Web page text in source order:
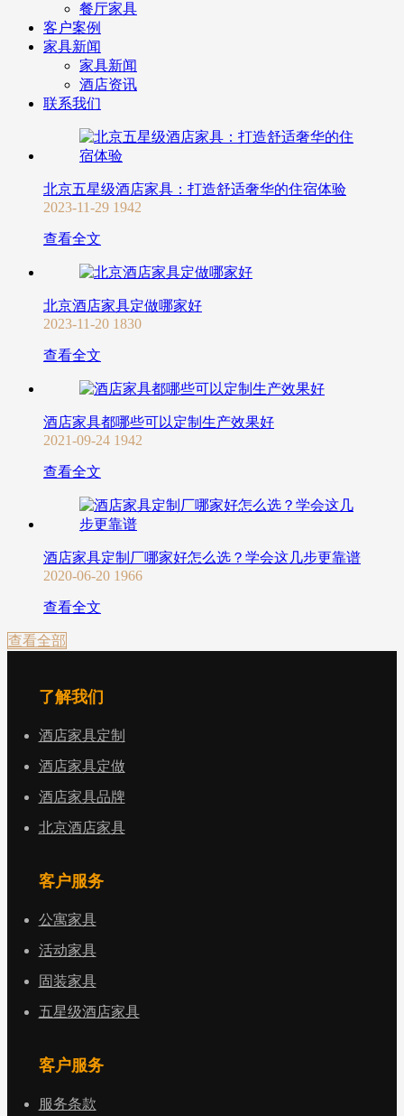
餐厅家具
客户案例
家具新闻
家具新闻
酒店资讯
联系我们
北京五星级酒店家具：打造舒适奢华的住宿体验
2023-11-29 1942
查看全文
北京酒店家具定做哪家好
2023-11-20 1830
查看全文
酒店家具都哪些可以定制生产效果好
2021-09-24 1942
查看全文
酒店家具定制厂哪家好怎么选？学会这几步更靠谱
2020-06-20 1966
查看全文
查看全部
了解我们
酒店家具定制
酒店家具定做
酒店家具品牌
北京酒店家具
客户服务
公寓家具
活动家具
固装家具
五星级酒店家具
客户服务
服务条款